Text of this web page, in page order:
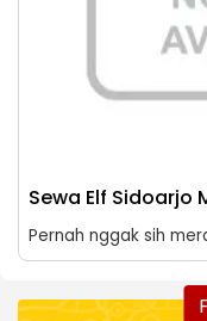
Sewa Elf Sidoarjo
Pernah nggak sih